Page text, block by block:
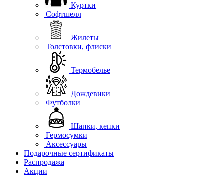
Куртки
Софтшелл
Жилеты
Толстовки, флиски
Термобелье
Дождевики
Футболки
Шапки, кепки
Гермосумки
Аксессуары
Подарочные сертификаты
Распродажа
Акции